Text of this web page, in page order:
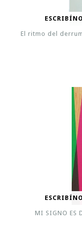
El ritmo del
MI SIGNO ES